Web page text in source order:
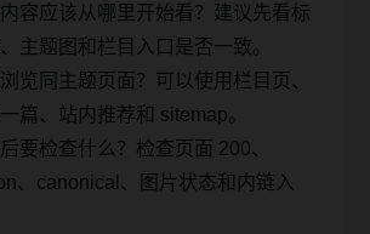
容应该从哪里开始看？建议先看标
主题图和栏目入口是否一致。
览同主题页面？可以使用栏目页、
一篇、站内推荐和 sitemap。
要检查什么？检查页面 200、
、canonical、图片状态和内链入